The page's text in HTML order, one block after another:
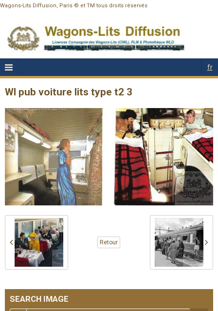
Wagons-Lits Diffusion, Paris © et TM tous droits réservés
fr
Wl pub voiture lits type t2 3
Retour
SEARCH IMAGE